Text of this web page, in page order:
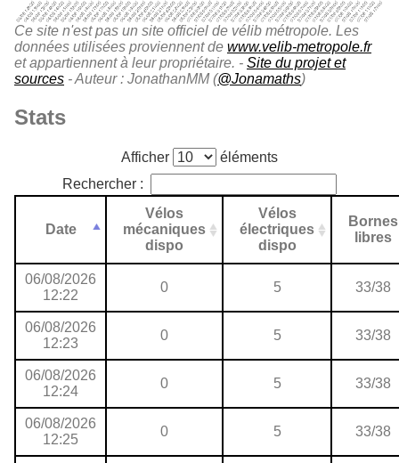
Ce site n'est pas un site officiel de vélib métropole. Les
données utilisées proviennent de www.velib-metropole.fr
et appartiennent à leur propriétaire. - Site du projet et
sources - Auteur : JonathanMM (@Jonamaths)
Stats
Afficher
éléments
Rechercher :
Date
Vélos
mécaniques
dispo
Vélos
électriques
dispo
Bornes
libres
06/08/2026
12:22
0 5 33/38
06/08/2026
12:23
0 5 33/38
06/08/2026
12:24
0 5 33/38
06/08/2026
12:25
0 5 33/38